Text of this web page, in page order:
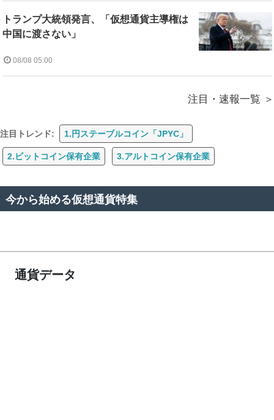
トランプ大統領発言、「仮想通貨主導権は
中国に渡さない」
08/08 05:00
注目・速報一覧
注目トレンド: 1.円ステーブルコイン「JPYC」
2.ビットコイン保有企業 3.アルトコイン保有企業
今から始める仮想通貨特集
通貨データ